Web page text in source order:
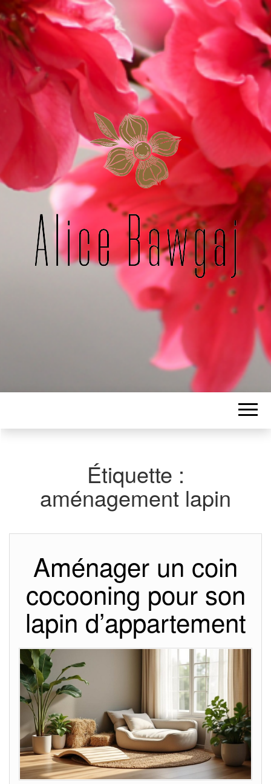
ALICE
BAWGAJ
Les petits mots d'Alice
Étiquette :
aménagement lapin
Aménager un coin
cocooning pour son
lapin d’appartement